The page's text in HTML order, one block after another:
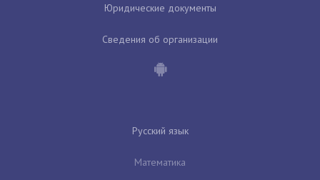
Юридические документы
Сведения об организации
Русский язык
Математика